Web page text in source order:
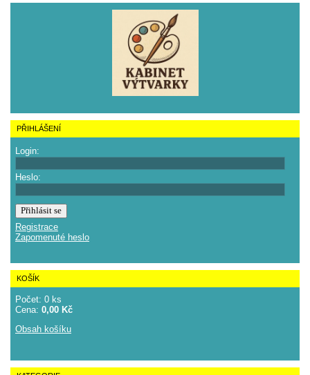
PŘIHLÁŠENÍ
Login:
Heslo:
Registrace
Zapomenuté heslo
KOŠÍK
Počet: 0 ks
Cena: 0,00 Kč
Obsah košíku